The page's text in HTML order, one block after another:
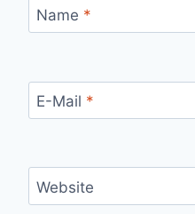
Name *
E-Mail *
Website